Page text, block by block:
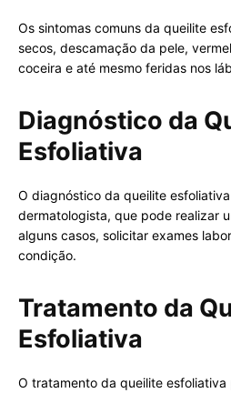
Os sintomas comuns da queilite
secos, descamação da pele,
coceira e até mesmo feridas nos
Diagnóstico da
Esfoliativa
O diagnóstico da queilite
dermatologista, que pode realizar
alguns casos, solicitar exames
condição.
Tratamento da
Esfoliativa
O tratamento da queilite